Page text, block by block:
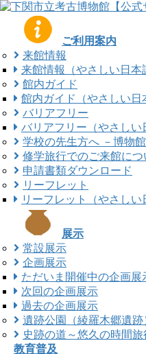
コ
ナ
ご利用案内
来館情報
来館情報（やさしい日本
館内ガイド
館内ガイド（やさしい日
バリアフリー
バリアフリー（やさしい
学校の先生方へ －博物
修学旅行でのご来館につ
申請書類ダウンロード
リーフレット
リーフレット（やさしい
展示
常設展示
企画展示
ただいま開催中の企画展
次回の企画展示
過去の企画展示
遺跡公園（綾羅木郷遺跡
史跡の道～悠久の時間
教育普及